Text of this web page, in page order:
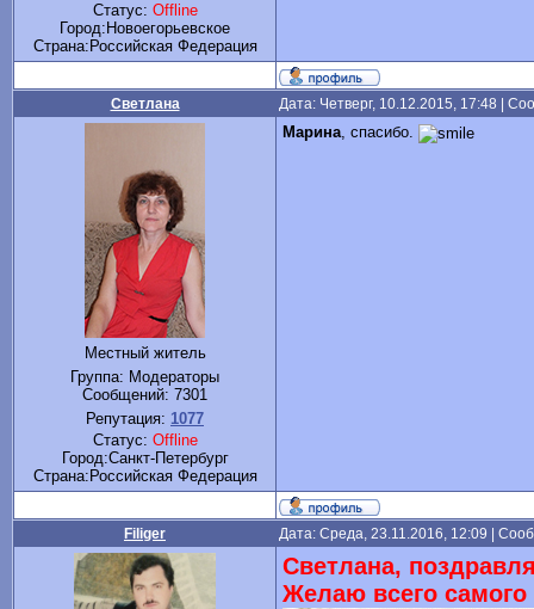
Статус: Offline
Город:Новоегорьевское
Cтрана:Российская Федерация
Светлана Дата: Четверг, 10.12.2015, 17:48 |
Местный житель
Группа: Модераторы
Сообщений: 7301
Репутация: 1077
Статус: Offline
Город:Санкт-Петербург
Cтрана:Российская Федерация
Марина, спасибо.
Filiger Дата: Среда, 23.11.2016, 12:09 |
Светлана,
Желаю всего